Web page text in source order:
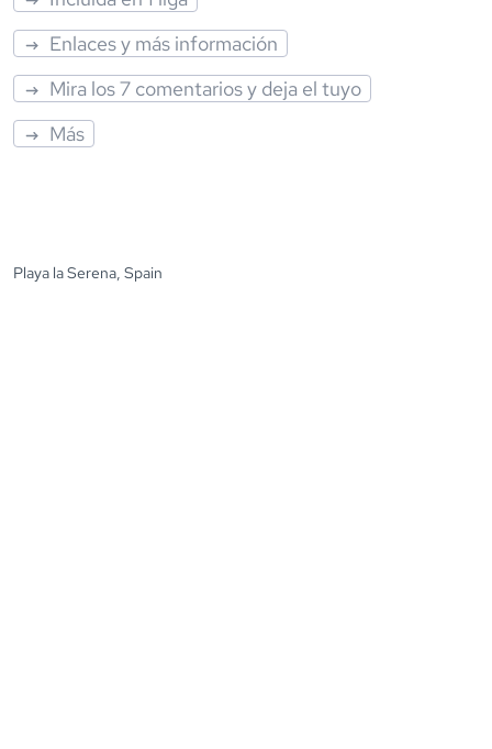
Enlaces y más información
Mira los 7 comentarios y deja el tuyo
Más
Playa la Serena, Spain